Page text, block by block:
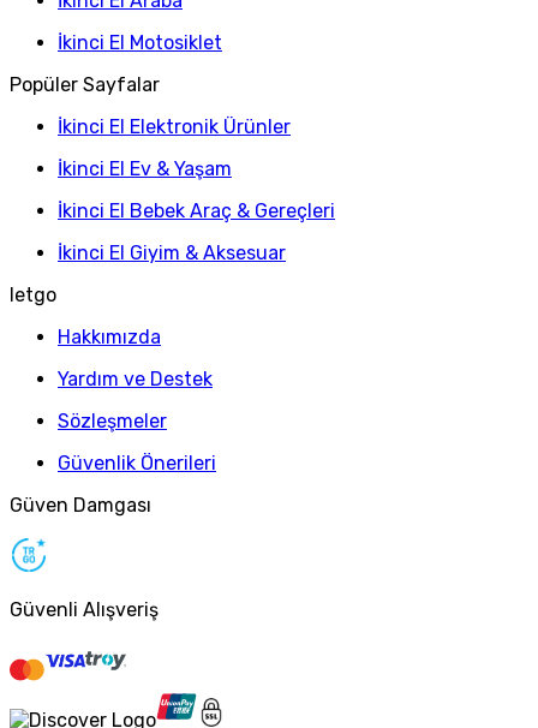
İkinci El Motosiklet
Popüler Sayfalar
İkinci El Elektronik Ürünler
İkinci El Ev & Yaşam
İkinci El Bebek Araç & Gereçleri
İkinci El Giyim & Aksesuar
letgo
Hakkımızda
Yardım ve Destek
Sözleşmeler
Güvenlik Önerileri
Güven Damgası
Güvenli Alışveriş